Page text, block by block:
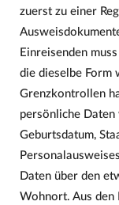
zuerst zu einer
Einreisenden
die dieselbe Form
Grenzkontrollen
persönliche Daten
Geburtsdatum,
Daten über den
Wohnort. Aus den